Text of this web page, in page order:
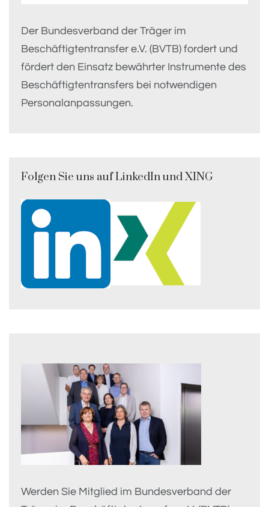
Der Bundesverband der Träger im
Beschäftigtentransfer e.V. (BVTB) fordert und
fördert den Einsatz bewährter Instrumente des
Beschäftigtentransfers bei notwendigen
Personalanpassungen.
Folgen Sie uns auf LinkedIn und XING
Werden Sie Mitglied im Bundesverband der